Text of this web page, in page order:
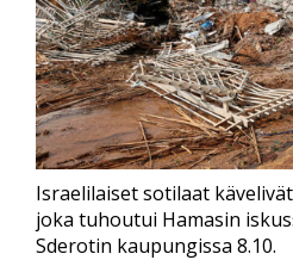
Israelilaiset sotilaat
joka tuhoutui Hamasin
Sderotin kaupungissa 8.10.